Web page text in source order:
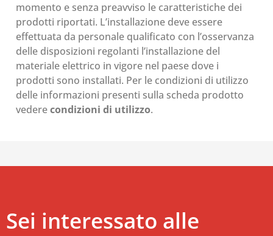
momento e senza preavviso le caratteristiche dei
prodotti riportati. L’installazione deve essere
effettuata da personale qualificato con l’osservanza
delle disposizioni regolanti l’installazione del
materiale elettrico in vigore nel paese dove i
prodotti sono installati. Per le condizioni di utilizzo
delle informazioni presenti sulla scheda prodotto
vederecondizioni di utilizzo.
Sei interessato alle